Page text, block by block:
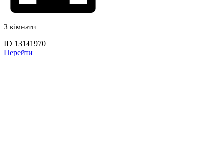
3 кімнати
ID 13141970
Перейти